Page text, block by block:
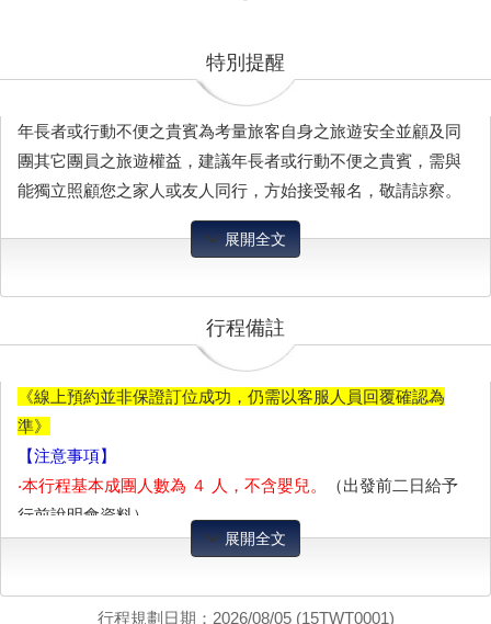
特別提醒
年長者或行動不便之貴賓為考量旅客自身之旅遊安全並顧及同
團其它團員之旅遊權益，建議年長者或行動不便之貴賓，需與
能獨立照顧您之家人或友人同行，方始接受報名，敬請諒察。
展開全文
行程備註
《線上預約並非保證訂位成功，仍需以客服人員回覆確認為
準》
【注意事項】
‧本行程基本成團人數為 ４ 人，不含嬰兒。
（出發前二日給予
行前說明會資料）
‧價格如有調整，以鳳凰旅遊網站公告之價格為準，恕不另行通
展開全文
行程規劃日期：2026/08/05 (15TWT0001)